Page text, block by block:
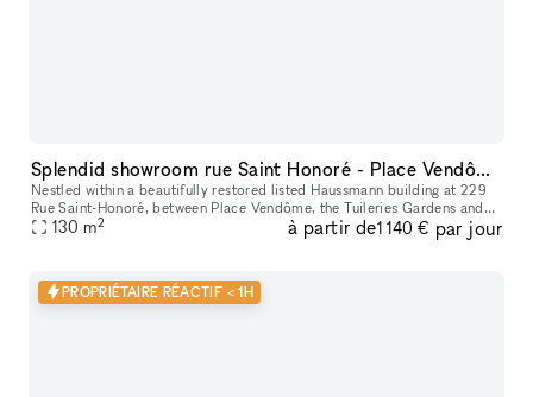
Splendid showroom rue Saint Honoré - Place Vendôme, in the heart of Paris fashion & culture district.
Nestled within a beautifully restored listed Haussmann building at 229
Rue Saint-Honoré, between Place Vendôme, the Tuileries Gardens and
the Louvre, 229LAB offers one of Paris' most prestigious addr
130 m2 à partir de1 140 € par jour
PROPRIÉTAIRE RÉACTIF < 1H